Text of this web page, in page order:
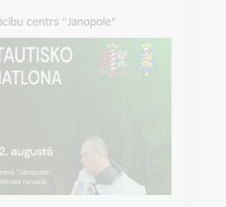
centrs "Janopole"